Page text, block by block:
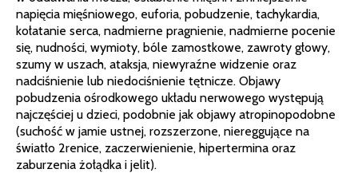
napięcia mięśniowego, euforia, pobudzenie, tachykardia,
kołatanie serca, nadmierne pragnienie, nadmierne pocenie
się, nudności, wymioty, bóle zamostkowe, zawroty głowy,
szumy w uszach, ataksja, niewyraźne widzenie oraz
nadciśnienie lub niedociśnienie tętnicze. Objawy
pobudzenia ośrodkowego układu nerwowego występują
najczęściej u dzieci, podobnie jak objawy atropinopodobne
(suchość w jamie ustnej, rozszerzone, niereggujące na
światło 2renice, zaczerwienienie, hipertermina oraz
zaburzenia żołądka i jelit).